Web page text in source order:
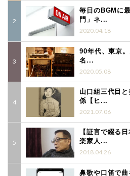
毎日のBGMに
門」ネ...
2020.04.18
90年代、東京
名...
2020.05.08
山口組三代目
係【ヒ...
2021.07.06
【証言で綴る
楽家人...
2018.04.26
鼻歌や口笛で